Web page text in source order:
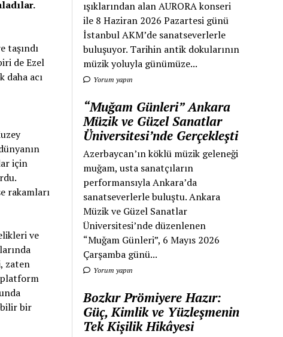
taşındı
de Ezel
daha acı
için
rakamları
ve
zaten
platform
bir
ışıklarından alan AURORA konseri
ile 8 Haziran 2026 Pazartesi günü
İstanbul AKM’de sanatseverlerle
buluşuyor. Tarihin antik dokularının
müzik yoluyla günümüze...
Yorum yapın
“Muğam Günleri” Ankara
Müzik ve Güzel Sanatlar
Üniversitesi’nde Gerçekleşti
Azerbaycan’ın köklü müzik geleneği
muğam, usta sanatçıların
performansıyla Ankara’da
sanatseverlerle buluştu. Ankara
Müzik ve Güzel Sanatlar
Üniversitesi’nde düzenlenen
“Muğam Günleri”, 6 Mayıs 2026
Çarşamba günü...
Yorum yapın
Bozkır Prömiyere Hazır:
Güç, Kimlik ve Yüzleşmenin
Tek Kişilik Hikâyesi